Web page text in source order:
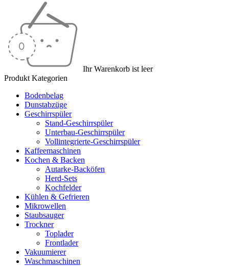
Ihr Warenkorb ist leer
Produkt Kategorien
Bodenbelag
Dunstabzüge
Geschirrspüler
Stand-Geschirrspüler
Unterbau-Geschirrspüler
Vollintegrierte-Geschirrspüler
Kaffeemaschinen
Kochen & Backen
Autarke-Backöfen
Herd-Sets
Kochfelder
Kühlen & Gefrieren
Mikrowellen
Staubsauger
Trockner
Toplader
Frontlader
Vakuumierer
Waschmaschinen